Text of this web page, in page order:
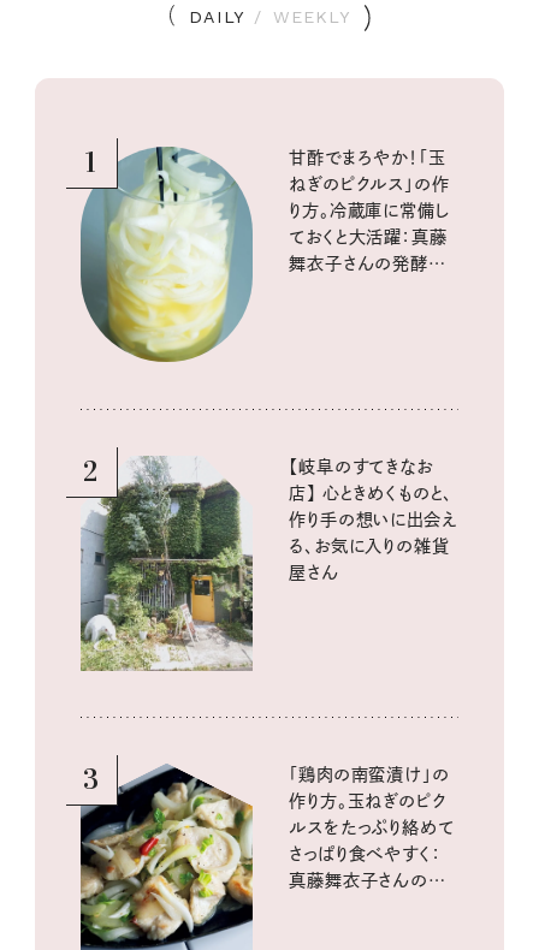
DAILY / WEEKLY
1
甘酢でまろやか！「玉
ねぎのピクルス」の作
り方。冷蔵庫に常備し
ておくと大活躍：真藤
舞衣子さんの発酵と
2
【岐阜のすてきなお
店】 心ときめくものと、
作り手の想いに出会え
る、お気に入りの雑貨
屋さん
3
「鶏肉の南蛮漬け」の
作り方。玉ねぎのピク
ルスをたっぷり絡めて
さっぱり食べやすく：
真藤舞衣子さんの発